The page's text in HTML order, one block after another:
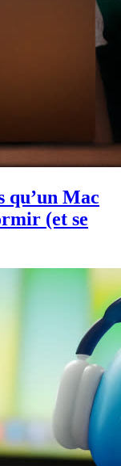
qu’un Mac
(et se